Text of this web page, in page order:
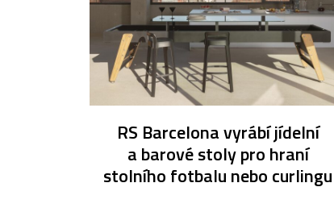
RS Barcelona vyrábí jídelní
a barové stoly pro hraní
stolního fotbalu nebo curlingu